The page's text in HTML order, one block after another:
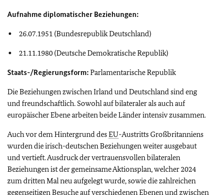
Aufnahme diplomatischer Beziehungen:
26.07.1951 (Bundesrepublik Deutschland)
21.11.1980 (Deutsche Demokratische Republik)
Staats-/Regierungsform:Parlamentarische Republik
Die Beziehungen zwischen Irland und Deutschland sind eng
und freundschaftlich. Sowohl auf bilateraler als auch auf
europäischer Ebene arbeiten beide Länder intensiv zusammen.
Auch vor dem Hintergrund desEU-Austritts Großbritanniens
wurden die irisch-deutschen Beziehungen weiter ausgebaut
und vertieft. Ausdruck der vertrauensvollen bilateralen
Beziehungen ist der gemeinsame Aktionsplan, welcher 2024
zum dritten Mal neu aufgelegt wurde, sowie die zahlreichen
gegenseitigen Besuche auf verschiedenen Ebenen und zwischen